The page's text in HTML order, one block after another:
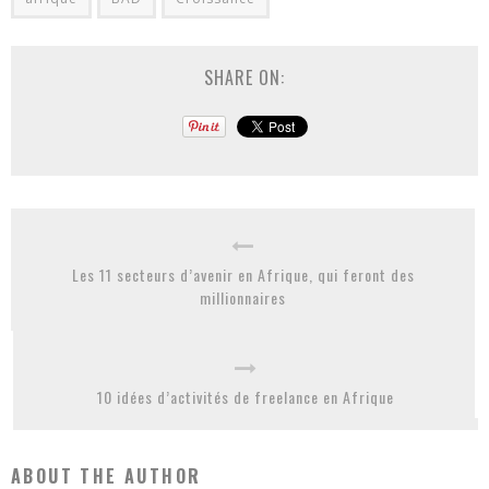
SHARE ON:
Les 11 secteurs d’avenir en Afrique, qui feront des
millionnaires
10 idées d’activités de freelance en Afrique
ABOUT THE AUTHOR